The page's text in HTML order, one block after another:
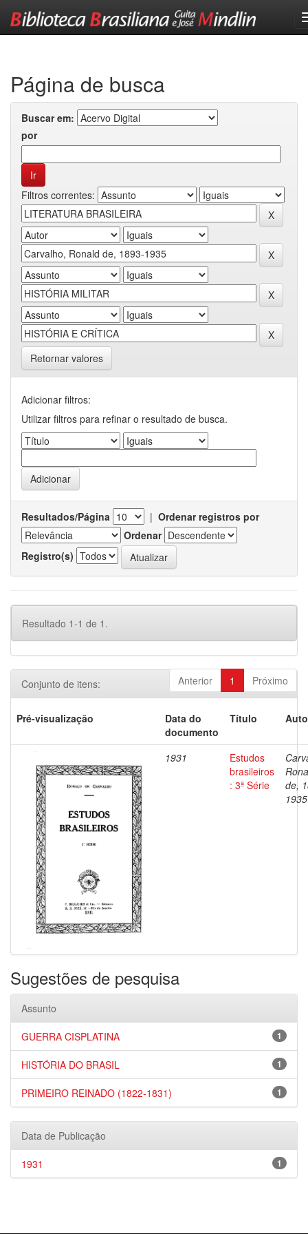
Página de busca
Buscar em:
por
Filtros correntes:
Retornar valores
Adicionar filtros:
Utilizar filtros para refinar o resultado de busca.
Resultados/Página | Ordenar registros por
Ordenar
Registro(s)
Resultado 1-1 de 1.
Anterior 1 Próximo
Conjunto de itens:
Pré-visualização
Data do
documento
Título
1931
Estudos
brasileiros
: 3ª Série
de,
1935
Sugestões de pesquisa
Assunto
1
GUERRA CISPLATINA
1
HISTÓRIA DO BRASIL
1
PRIMEIRO REINADO (1822-1831)
Data de Publicação
1
1931